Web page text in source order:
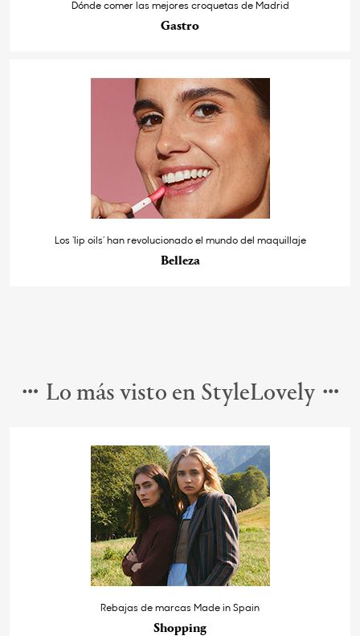
Dónde comer las mejores croquetas de Madrid
Gastro
Los ‘lip oils’ han revolucionado el mundo del maquillaje
Belleza
Lo más visto en StyleLovely
Rebajas de marcas Made in Spain
Shopping